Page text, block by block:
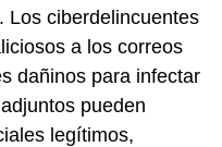
Los ciberdelincuentes
a los correos
dañinos para infectar
pueden
legítimos,